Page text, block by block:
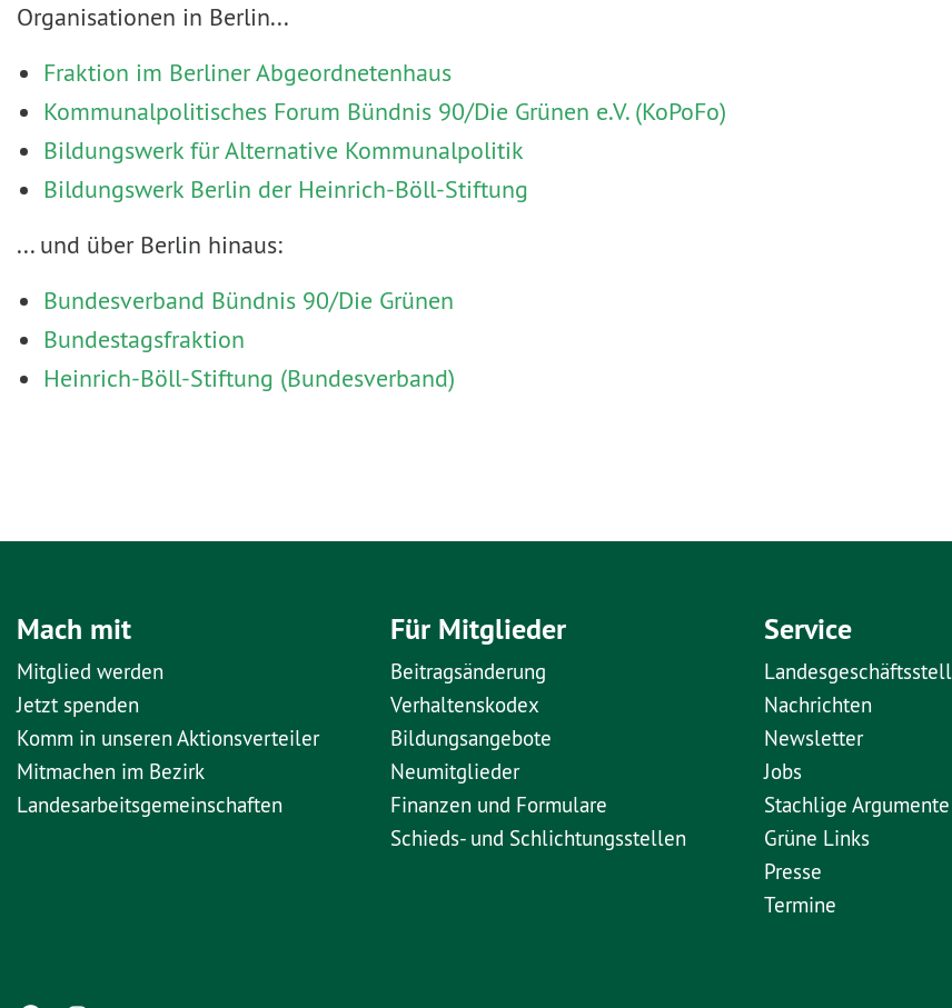
Organisationen in Berlin...
Fraktion im Berliner Abgeordnetenhaus
Kommunalpolitisches Forum Bündnis 90/Die Grünen e.V. (KoPoFo)
Bildungswerk für Alternative Kommunalpolitik
Bildungswerk Berlin der Heinrich-Böll-Stiftung
... und über Berlin hinaus:
Bundesverband Bündnis 90/Die Grünen
Bundestagsfraktion
Heinrich-Böll-Stiftung (Bundesverband)
Mach mit
Mitglied werden
Jetzt spenden
Komm in unseren Aktionsverteiler
Mitmachen im Bezirk
Landesarbeitsgemeinschaften
Für Mitglieder
Beitragsänderung
Verhaltenskodex
Bildungsangebote
Neumitglieder
Finanzen und Formulare
Schieds- und Schlichtungsstellen
Service
Nachrichten
Newsletter
Jobs
Stachlige Argumente
Grüne Links
Presse
Termine